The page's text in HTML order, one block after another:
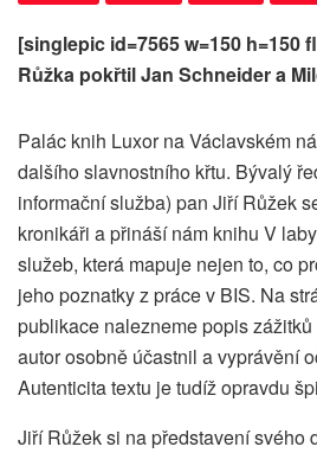
[singlepic id=7565 w=150 h=150
Růžka pokřtil Jan Schneider a
Palác knih Luxor na Václavském
dalšího slavnostního křtu. Bývalý
informační služba) pan Jiří Růžek
kronikáři a přináší nám knihu V
služeb, která mapuje nejen to, co
jeho poznatky z práce v BIS. Na
publikace nalezneme popis
autor osobně účastnil a vyprávění
Autenticita textu je tudíž opravdu
Jiří Růžek si na představení svého